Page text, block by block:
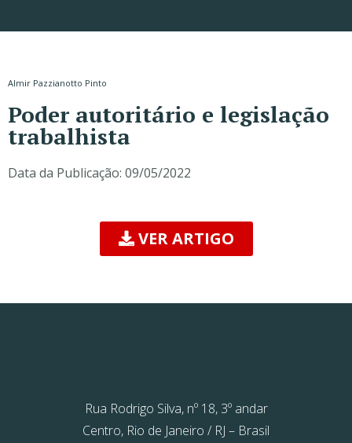
Almir Pazzianotto Pinto
Poder autoritário e legislação
trabalhista
Data da Publicação: 09/05/2022
VER ARTIGO
Rua Rodrigo Silva, nº 18, 3º andar
Centro, Rio de Janeiro / RJ – Brasil